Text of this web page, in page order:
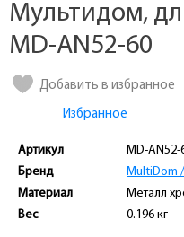
Мультидом,
MD-AN52-60
Добавить в избранное
Избранное
Артикул
MD-AN52-
Бренд
MultiDom
Материал
Металл
Вес
0.196 кг